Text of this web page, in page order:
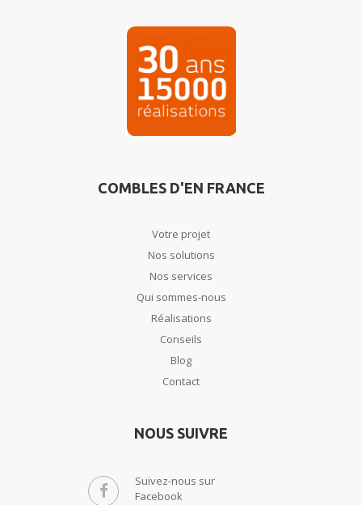
COMBLES D'EN FRANCE
Votre projet
Nos solutions
Nos services
Qui sommes-nous
Réalisations
Conseils
Blog
Contact
NOUS SUIVRE
Suivez-nous sur
Facebook